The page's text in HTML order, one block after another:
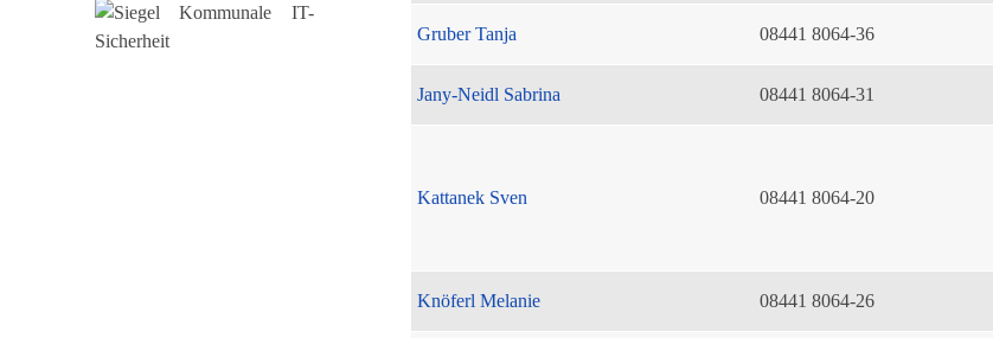
Gruber Tanja 08441 8064-36
Jany-Neidl Sabrina 08441 8064-31
Kattanek Sven
08441 8064-20
Knöferl Melanie 08441 8064-26